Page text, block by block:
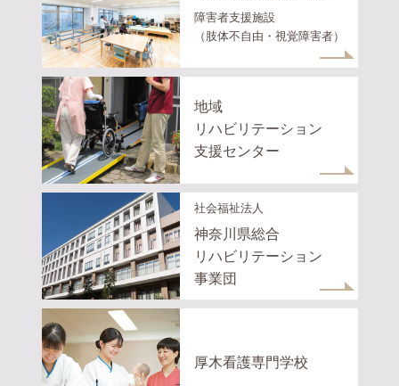
障害者支援施設
（肢体不自由・視覚障害者）
地域
リハビリテーション
支援センター
社会福祉法人
神奈川県総合
リハビリテーション
事業団
厚木看護専門学校